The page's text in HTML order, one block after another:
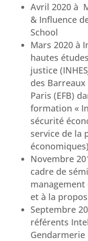
Avril 2020 à
& Influence
School
Mars 2020 à
hautes
justice
des Barreaux
Paris (EFB)
formation «
sécurité
service de la
Novembre
cadre de
et à la
Septembre
référents
Gendarmerie